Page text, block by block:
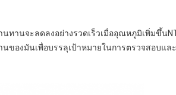
ทานจะลดลงอย่างรวดเร็วเมื่ออุณหภูมิเพิ่มขึ้น
องมันเพื่อบรรลุเป้าหมายในการตรวจสอบแล